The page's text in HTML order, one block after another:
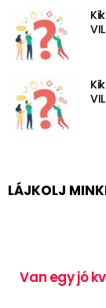
LÁJKOLJ
Van egy jó